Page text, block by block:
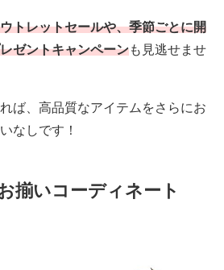
トレットセールや、季節ごとに開
ゼントキャンペーンも見逃せませ
ば、高品質なアイテムをさらにお
なしです！
揃いコーディネート